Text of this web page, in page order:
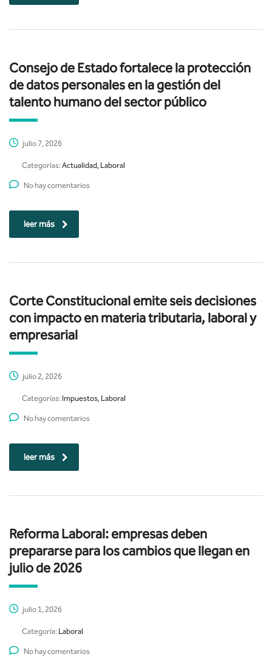
Consejo de Estado fortalece la protección
de datos personales en la gestión del
talento humano del sector público
julio 7, 2026
Categorías: Actualidad, Laboral
No hay comentarios
leer más
Corte Constitucional emite seis decisiones
con impacto en materia tributaria, laboral y
empresarial
julio 2, 2026
Categorías: Impuestos, Laboral
No hay comentarios
leer más
Reforma Laboral: empresas deben
prepararse para los cambios que llegan en
julio de 2026
julio 1, 2026
Categoría: Laboral
No hay comentarios